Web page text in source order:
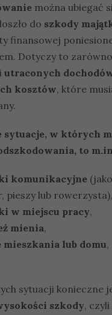
można ubiegać
do szkody
finansowej
Dotyczy to zarówno
utraconych
kosztów, które
sytuacje, w których
to
komunikacyjne
pieszy lub rowerzysta),
w miejscu pracy,
mienia,
mieszkania lub domu,
sytuacji konieczne
szkody,